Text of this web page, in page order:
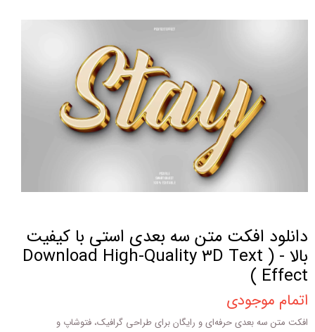
دانلود افکت متن سه بعدی استی با کیفیت
بالا - ( Download High-Quality 3D Text
Effect )
اتمام موجودی
افکت متن سه‌ بعدی حرفه‌ای و رایگان برای طراحی گرافیک، فتوشاپ و